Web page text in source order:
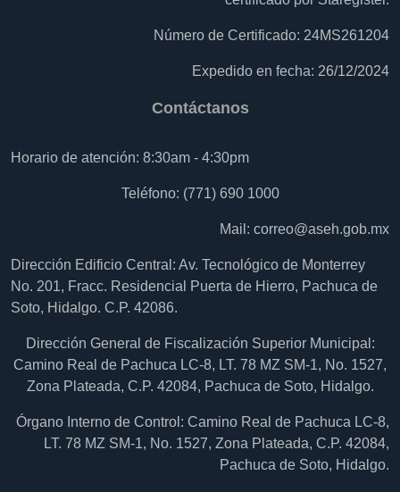
Número de Certificado: 24MS261204
Expedido en fecha: 26/12/2024
Contáctanos
Horario de atención: 8:30am - 4:30pm
Teléfono: (771) 690 1000
Mail: correo@aseh.gob.mx
Dirección Edificio Central: Av. Tecnológico de Monterrey
No. 201, Fracc. Residencial Puerta de Hierro, Pachuca de
Soto, Hidalgo. C.P. 42086.
Dirección General de Fiscalización Superior Municipal:
Camino Real de Pachuca LC-8, LT. 78 MZ SM-1, No. 1527,
Zona Plateada, C.P. 42084, Pachuca de Soto, Hidalgo.
Órgano Interno de Control: Camino Real de Pachuca LC-8,
LT. 78 MZ SM-1, No. 1527, Zona Plateada, C.P. 42084,
Pachuca de Soto, Hidalgo.